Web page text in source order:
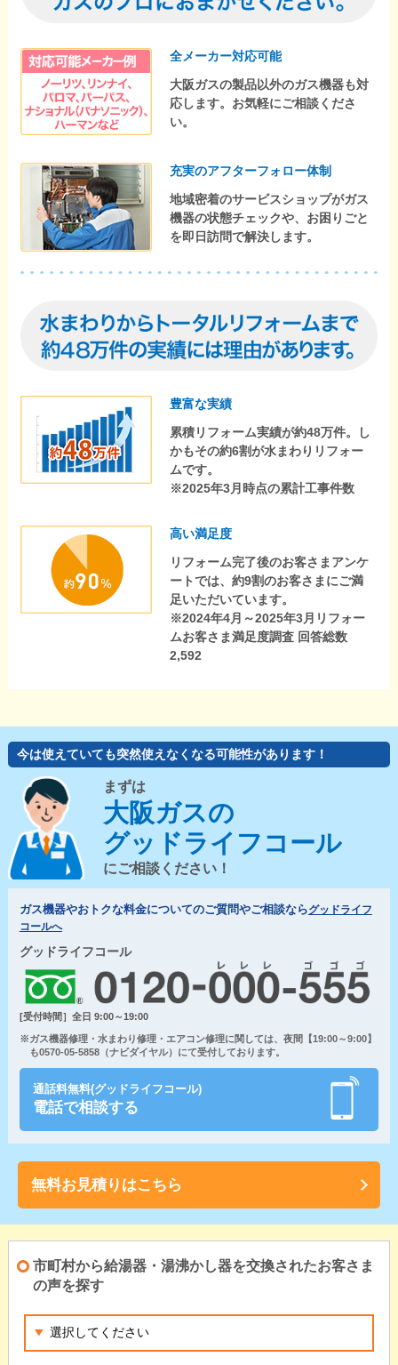
全メーカー対応可能
大阪ガスの製品以外のガス機器も対
応します。お気軽にご相談くださ
い。
充実のアフターフォロー体制
地域密着のサービスショップがガス
機器の状態チェックや、お困りごと
を即日訪問で解決します。
豊富な実績
累積リフォーム実績が約48万件。し
かもその約6割が水まわりリフォー
ムです。
※2025年3月時点の累計工事件数
高い満足度
リフォーム完了後のお客さまアンケ
ートでは、約9割のお客さまにご満
足いただいています。
※2024年4月～2025年3月リフォー
ムお客さま満足度調査 回答総数
2,592
今は使えていても突然使えなくなる可能性があります！
まずは
大阪ガスの
グッドライフコール
にご相談ください！
ガス機器やおトクな料金についてのご質問やご相談ならグッドライフ
コールへ
グッドライフコール
[受付時間］全日 9:00～19:00
※ガス機器修理・水まわり修理・エアコン修理に関しては、夜間【19:00～9:00】
も0570-05-5858（ナビダイヤル）にて受付しております。
通話料無料(グッドライフコール)
電話で相談する
無料お見積りはこちら
市町村から給湯器・湯沸かし器を交換されたお客さま
の声を探す